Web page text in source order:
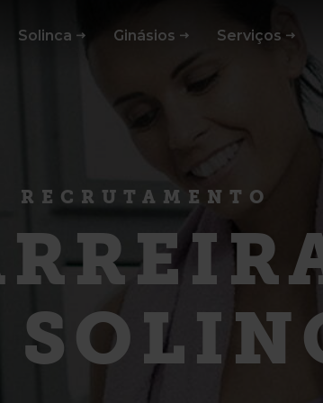
Solinca Ginásios Serviços
RECRUTAMENTO